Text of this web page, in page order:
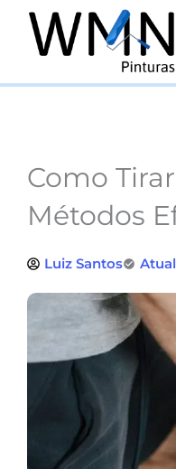
Como
Métodos
Luiz Santos